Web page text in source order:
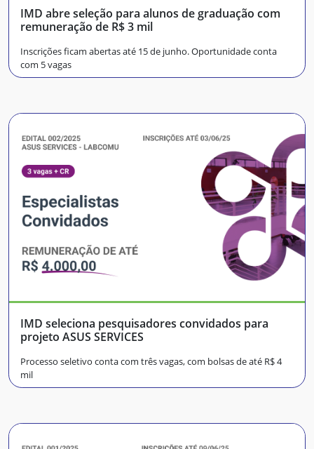
IMD abre seleção para alunos de graduação com
remuneração de R$ 3 mil
Inscrições ficam abertas até 15 de junho. Oportunidade conta
com 5 vagas
IMD seleciona pesquisadores convidados para
projeto ASUS SERVICES
Processo seletivo conta com três vagas, com bolsas de até R$ 4
mil